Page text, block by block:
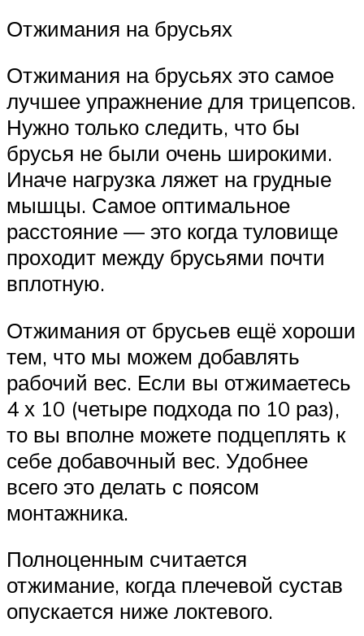
Отжимания на брусьях
Отжимания на брусьях это самое
лучшее упражнение для трицепсов.
Нужно только следить, что бы
брусья не были очень широкими.
Иначе нагрузка ляжет на грудные
мышцы. Самое оптимальное
расстояние — это когда туловище
проходит между брусьями почти
вплотную.
Отжимания от брусьев ещё хороши
тем, что мы можем добавлять
рабочий вес. Если вы отжимаетесь
4 х 10 (четыре подхода по 10 раз),
то вы вполне можете подцеплять к
себе добавочный вес. Удобнее
всего это делать с поясом
монтажника.
Полноценным считается
отжимание, когда плечевой сустав
опускается ниже локтевого.